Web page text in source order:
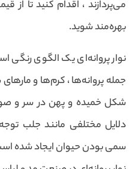
می‌پردازند ، اقدام کنید تا از
بهره‌مند شوید.
نوار پروانه‌ای یک الگوی رنگی
جمله پروانه‌ها ، کرم‌ها و
شکل خمیده و پهن در سر و
دلایل مختلفی مانند جلب
سمی بودن حیوان ایجاد شده